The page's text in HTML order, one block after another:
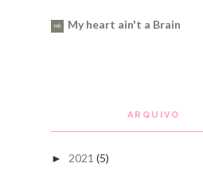
My heart ain't a Brain
ARQUIVO
► 2021 (5)